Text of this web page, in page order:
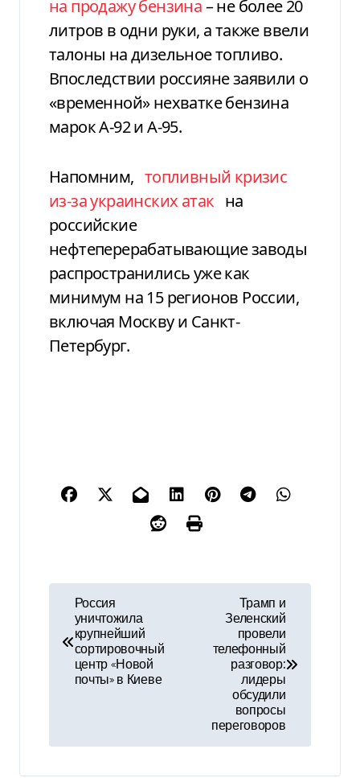
на продажу бензина– не более 20
литров в одни руки, а также ввели
талоны на дизельное топливо.
Впоследствии россияне заявили о
«временной» нехватке бензина
марок А-92 и А-95.
Напомним, топливный кризис
из-за украинских атак на
российские
нефтеперерабатывающие заводы
распространились уже как
минимум на 15 регионов России,
включая Москву и Санкт-
Петербург.
Россия
уничтожила
крупнейший
сортировочный
центр «Новой
почты» в Киеве
Трамп и
Зеленский
провели
телефонный
разговор:
лидеры
обсудили
вопросы
переговоров